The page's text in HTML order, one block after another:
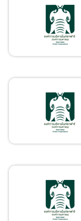
แบบ บก.01 จ้างก่อส
แสดงค่างห้าสี
ประกาศเปลี่ยนแปลง
จัดซื้อจัดจ้าง ประจำ
ปีงบประมาณ พ.ศ
ก่อสร้างส่วนแสดงค่า
ประกาศประกวดราคา
ซ่อมแซมหลังคาบ้าน
กราวด์ ด้วยวิธีประกว